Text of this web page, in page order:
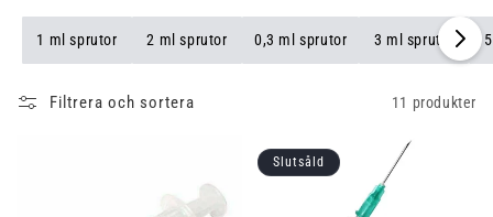
1 ml sprutor 2 ml sprutor 0,3 ml sprutor 3 ml sprutor
Filtrera och sortera 11 produkter
Slutsåld